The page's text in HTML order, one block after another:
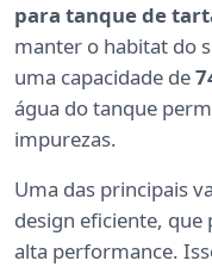
para tanque de
manter o habitat do
uma capacidade de
água do tanque
impurezas.
Uma das principais
design eficiente,
alta performance.